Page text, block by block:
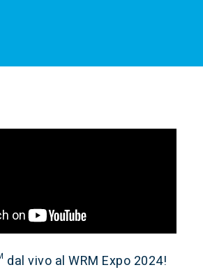
dal vivo al WRM Expo 2024!